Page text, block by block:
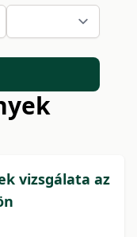
vizsgálata az